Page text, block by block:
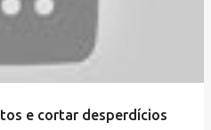
e cortar desperdícios